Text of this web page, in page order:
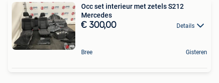
Occ set interieur met zetels S212
Mercedes
€ 300,00 Details
Bree Gisteren